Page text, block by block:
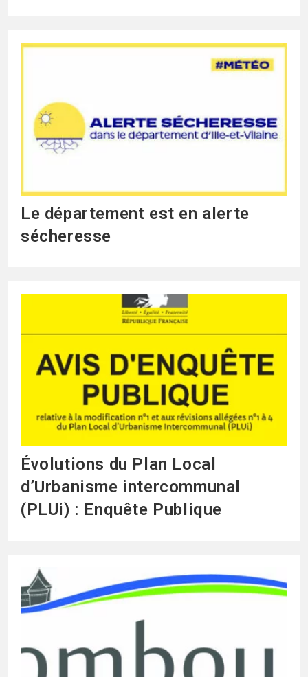
Le département est en alerte
sécheresse
Évolutions du Plan Local
d’Urbanisme intercommunal
(PLUi) : Enquête Publique